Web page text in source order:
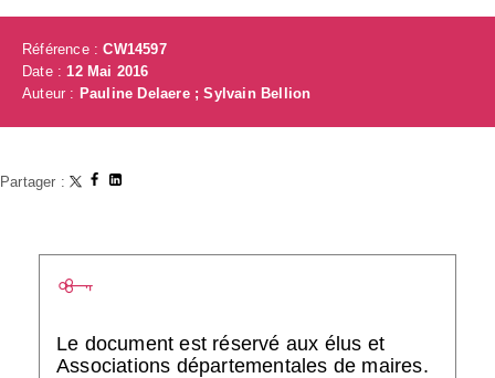
Référence :CW14597
Date : 12 Mai 2016
Auteur : Pauline Delaere ; Sylvain Bellion
Partager :
Le document est réservé aux élus et
Associations départementales de maires.